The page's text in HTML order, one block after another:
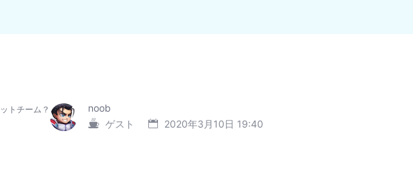
トチーム？
noob
ゲスト
2020年3月10日 19:40